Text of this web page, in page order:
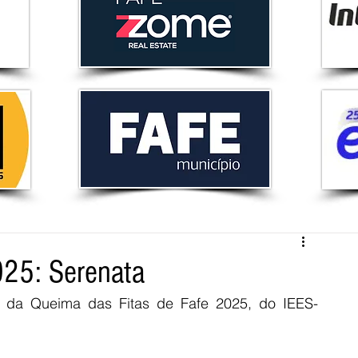
Serenata
Queima das Fitas de Fafe 2025, do IEES-